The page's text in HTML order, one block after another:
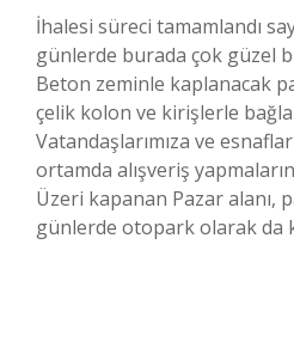
İhalesi süreci tamamlandı
günlerde burada çok güzel
Beton zeminle kaplanacak
çelik kolon ve kirişlerle
Vatandaşlarımıza ve
ortamda alışveriş
Üzeri kapanan Pazar alanı,
günlerde otopark olarak da